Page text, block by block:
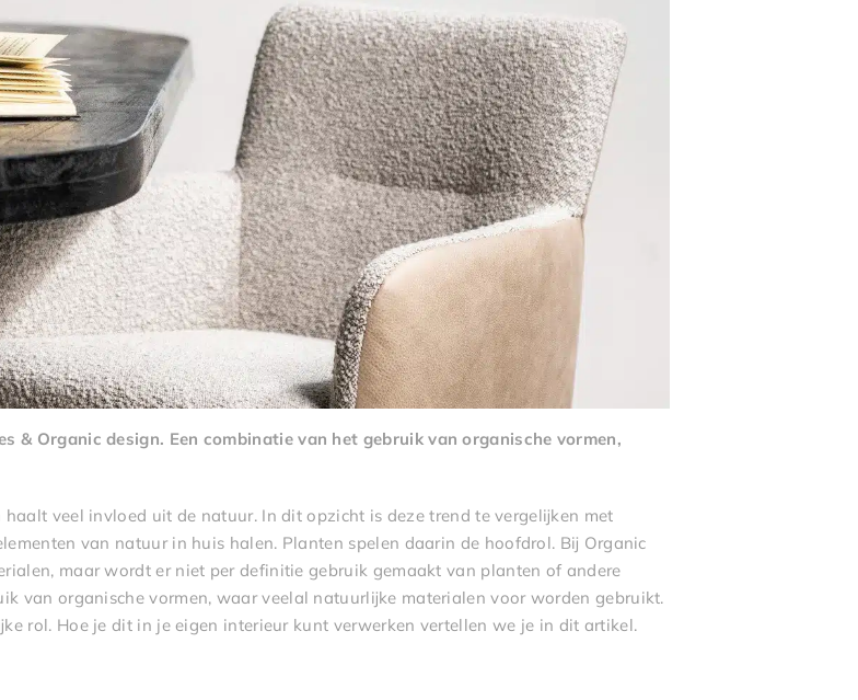
& Organic design. Een combinatie van het gebruik van organische vormen,
veel invloed uit de natuur. In dit opzicht is deze trend te vergelijken met
van natuur in huis halen. Planten spelen daarin de hoofdrol. Bij Organic
maar wordt er niet per definitie gebruik gemaakt van planten of andere
van organische vormen, waar veelal natuurlijke materialen voor worden gebruikt.
rol. Hoe je dit in je eigen interieur kunt verwerken vertellen we je in dit artikel.